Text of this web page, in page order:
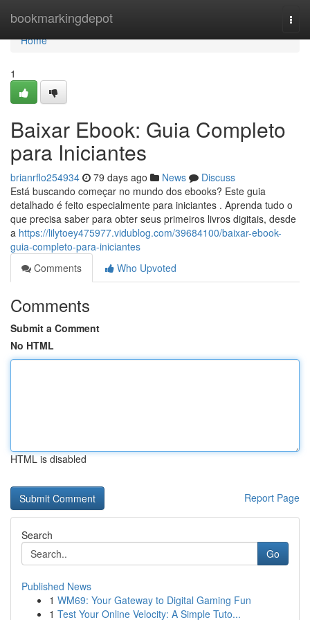
bookmarkingdepot
Home
Home
1
Baixar Ebook: Guia Completo
para Iniciantes
brianrflo254934 79 days ago News
Discuss
Está buscando começar no mundo dos ebooks? Este guia
detalhado é feito especialmente para iniciantes . Aprenda tudo o
que precisa saber para obter seus primeiros livros digitais, desde
a https://lilytoey475977.vidublog.com/39684100/baixar-ebook-
guia-completo-para-iniciantes
Comments
Who Upvoted
Comments
Submit a Comment
No HTML
HTML is disabled
Report Page
Search
Go
Published News
1 WM69: Your Gateway to Digital Gaming Fun
1 Test Your Online Velocity: A Simple Tuto...